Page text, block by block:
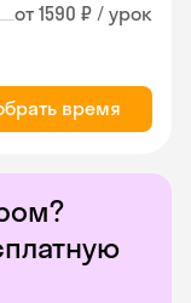
от 1590 ₽ / урок
время